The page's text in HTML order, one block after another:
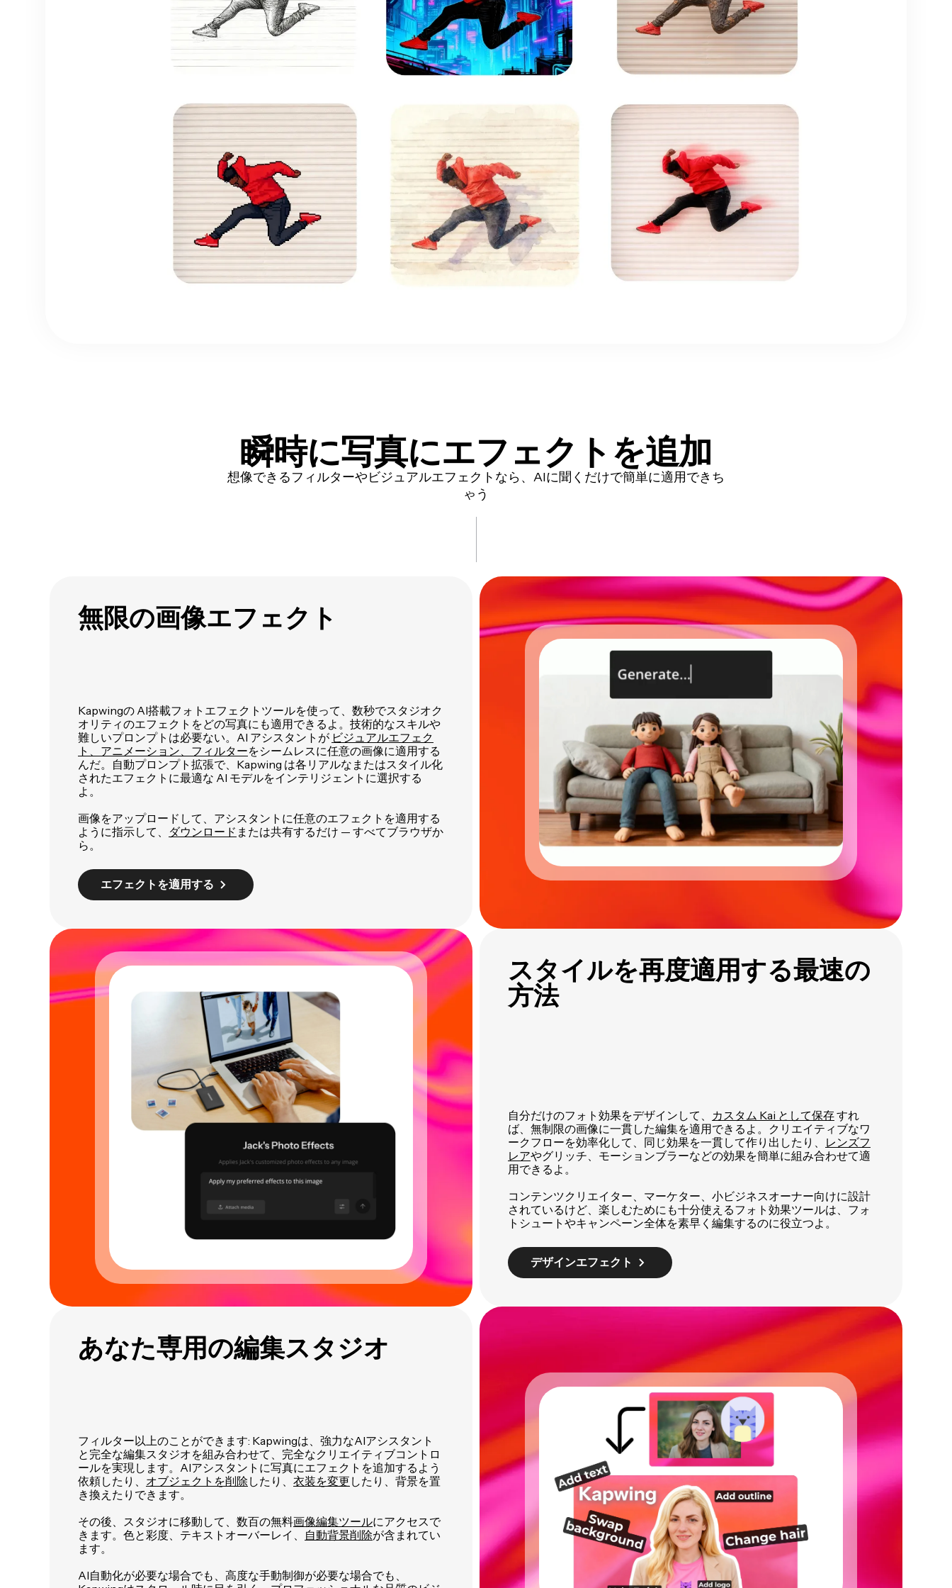
瞬時に写真にエフェクトを追加
想像できるフィルターやビジュアルエフェクトなら、AIに聞くだけで簡単に適用できち
ゃう
無限の画像エフェクト
Kapwingの AI搭載フォトエフェクトツールを使って、数秒でスタジオク
オリティのエフェクトをどの写真にも適用できるよ。技術的なスキルや
難しいプロンプトは必要ない。AI アシスタントが ビジュアルエフェク
ト、アニメーション、フィルターをシームレスに任意の画像に適用する
んだ。自動プロンプト拡張で、Kapwing は各リアルなまたはスタイル化
されたエフェクトに最適な AI モデルをインテリジェントに選択する
よ。
画像をアップロードして、アシスタントに任意のエフェクトを適用する
ように指示して、 ダウンロード または共有するだけ — すべてブラウザか
ら。
エフェクトを適用する
スタイルを再度適用する最速の
方法
自分だけのフォト効果をデザインして、 カスタム Kai として保存すれ
ば、無制限の画像に一貫した編集を適用できるよ。クリエイティブなワ
ークフローを効率化して、同じ効果を一貫して作り出したり、 レンズフ
レアやグリッチ、モーションブラーなどの効果を簡単に組み合わせて適
用できるよ。
コンテンツクリエイター、マーケター、小ビジネスオーナー向けに設計
されているけど、楽しむためにも十分使えるフォト効果ツールは、フォ
トシュートやキャンペーン全体を素早く編集するのに役立つよ。
デザインエフェクト
あなた専用の編集スタジオ
フィルター以上のことができます: Kapwingは、強力なAIアシスタント
と完全な編集スタジオを組み合わせて、完全なクリエイティブコントロ
ールを実現します。AIアシスタントに写真にエフェクトを追加するよう
依頼したり、 オブジェクトを削除 したり、 衣装を変更 したり、背景を置
き換えたりできます。
その後、スタジオに移動して、数百の無料画像編集ツールにアクセスで
きます。色と彩度、テキストオーバーレイ、 自動背景削除が含まれてい
ます。
AI自動化が必要な場合でも、高度な手動制御が必要な場合でも、